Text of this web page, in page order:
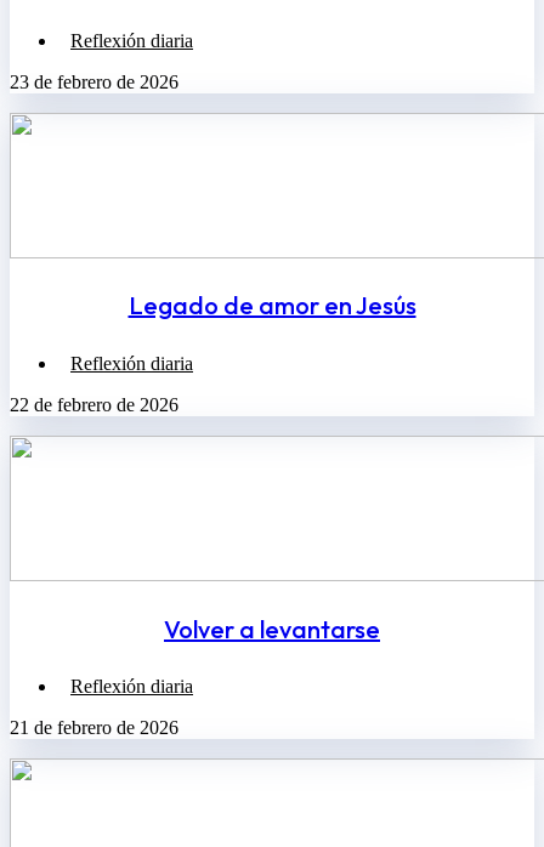
Reflexión diaria
23 de febrero de 2026
Legado de amor en Jesús
Reflexión diaria
22 de febrero de 2026
Volver a levantarse
Reflexión diaria
21 de febrero de 2026